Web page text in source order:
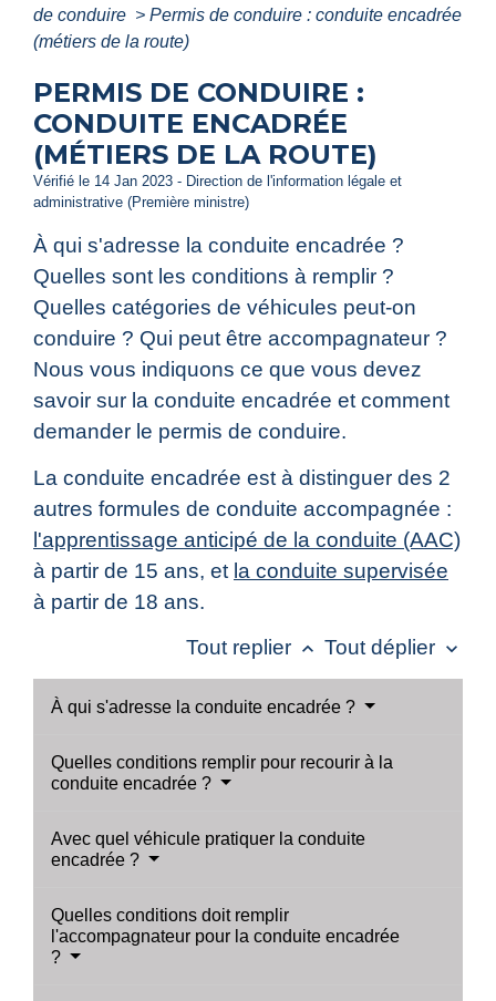
de conduire > Permis de conduire : conduite encadrée
(métiers de la route)
PERMIS DE CONDUIRE :
CONDUITE ENCADRÉE
(MÉTIERS DE LA ROUTE)
Vérifié le 14 Jan 2023 - Direction de l'information légale et
administrative (Première ministre)
À qui s'adresse la conduite encadrée ?
Quelles sont les conditions à remplir ?
Quelles catégories de véhicules peut-on
conduire ? Qui peut être accompagnateur ?
Nous vous indiquons ce que vous devez
savoir sur la conduite encadrée et comment
demander le permis de conduire.
La conduite encadrée est à distinguer des 2
autres formules de conduite accompagnée :
l'apprentissage anticipé de la conduite (AAC)
à partir de 15 ans, et la conduite supervisée
à partir de 18 ans.
Tout replier keyboard_arrow_up Tout déplier keyboard_arrow_down
À qui s'adresse la conduite encadrée ?
Quelles conditions remplir pour recourir à la
conduite encadrée ?
Avec quel véhicule pratiquer la conduite
encadrée ?
Quelles conditions doit remplir
l'accompagnateur pour la conduite encadrée
?